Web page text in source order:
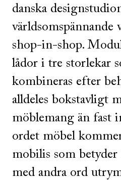
danska
världsomspännande
shop-in-shop.
lådor i tre storlekar
kombineras efter
alldeles bokstavligt
möblemang än fast
ordet möbel
mobilis som
med andra ord